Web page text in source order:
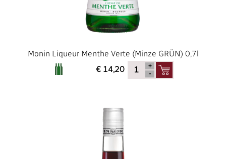
Monin Liqueur Menthe Verte (Minze GRÜN) 0,7l
€ 14,20